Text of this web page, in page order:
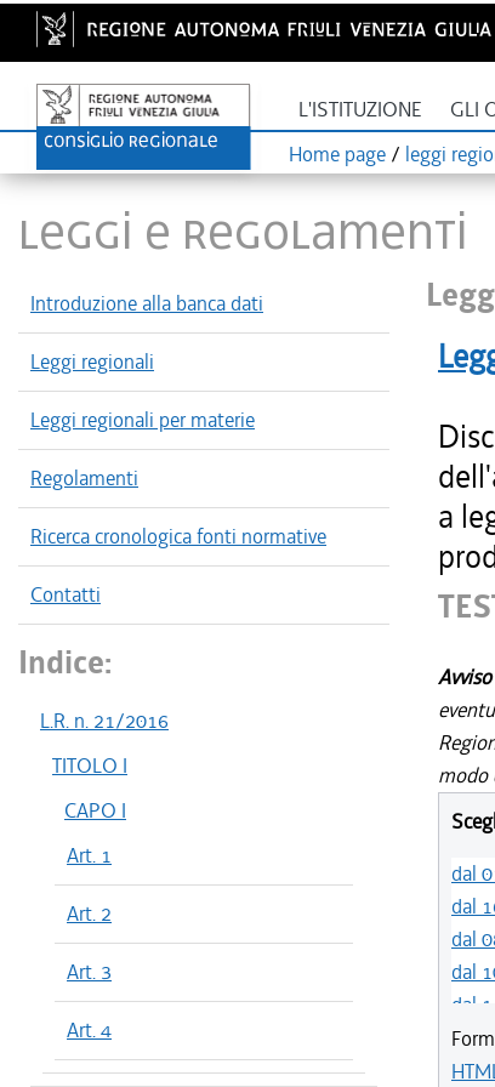
L'ISTITUZIONE GLI
Home page / leggi
LEGGI E REGOLAMENTI
Introduzione alla banca dati
Leggi regionali
Leggi regionali per materie
Regolamenti
Ricerca cronologica fonti normative
Contatti
Indice:
L.R. n. 21/2016
TITOLO I
CAPO I
Art. 1
Art. 2
Art. 3
Art. 4
a
modo
dal
dal
dal
dal
dal
dal
dal